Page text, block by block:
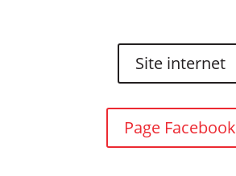
Site internet
Page Facebook